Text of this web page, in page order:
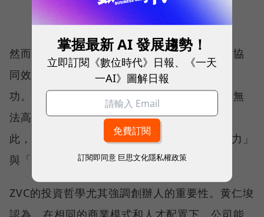
然而，他們的「投資聖經」第一條是：「要談協
同效應，創業公司必須先存活下來並獲得成
功。」這反映了一種務實的觀點，即如果公司無
法高成長，那麼談論任何綜效都沒有意義。因
此，ZVC會像獨立創投一樣，審查其「盈利能力」
與「成長可能性」等財務條款。
ZVC的投資哲學尤其強調創辦人的重要性。黄仁埈
認為，在相同的商業模式和人才配置下，公司能
掌握最新 AI 發展趨勢！
立即訂閱《數位時代》日報、《一天
一AI》圖解日報
訂閱即同意 巨思文化隱私權政策